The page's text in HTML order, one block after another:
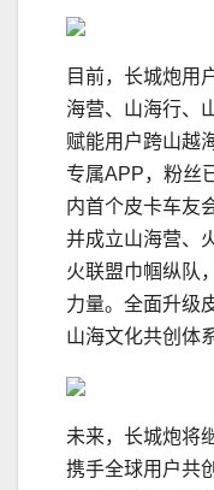
目前，长城炮用
海营、山海行、
赋能用户跨山越
专属APP，粉丝
内首个皮卡车友
并成立山海营、
火联盟巾帼纵队
力量。全面升级
山海文化共创体
未来，长城炮将
携手全球用户共